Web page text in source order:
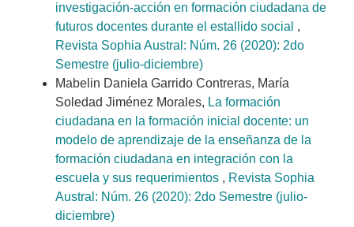
investigación-acción en formación ciudadana de
futuros docentes durante el estallido social ,
Revista Sophia Austral: Núm. 26 (2020): 2do
Semestre (julio-diciembre)
Mabelin Daniela Garrido Contreras, María
Soledad Jiménez Morales, La formación
ciudadana en la formación inicial docente: un
modelo de aprendizaje de la enseñanza de la
formación ciudadana en integración con la
escuela y sus requerimientos , Revista Sophia
Austral: Núm. 26 (2020): 2do Semestre (julio-
diciembre)